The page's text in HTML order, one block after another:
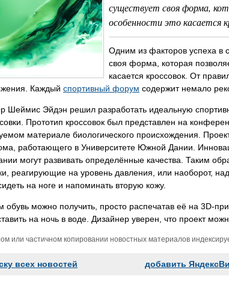
существует своя форма,
особенности это касается
Одним из факторов успеха в
своя форма, которая
касается кроссовок. От
Каждый спортивный форум содержит немало
Шеймис Эйдэн решил разработать идеальную
Прототип кроссовок был представлен на
материале биологического происхождения.
работающего в Университете Южной Дании.
могут развивать определённые качества. Таким
реагирующие на уровень давления, или наоборот,
на ноге и напоминать вторую кожу.
обувь можно получить, просто распечатав её на 3D-
на ночь в воде. Дизайнер уверен, что проект
или частичном копировании новостных материалов
всех новостей добавить